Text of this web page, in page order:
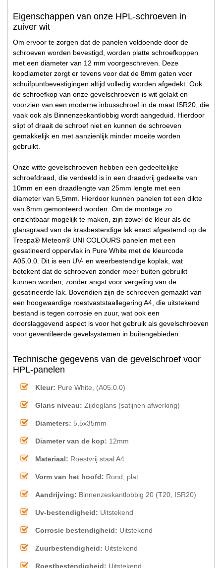
Eigenschappen van onze HPL-schroeven in
zuiver wit
Om ervoor te zorgen dat de panelen voldoende door de
schroeven worden bevestigd, worden platte schroefkoppen
met een diameter van 12 mm voorgeschreven. Deze
kopdiameter zorgt er tevens voor dat de 8mm gaten voor
schuifpuntbevestigingen altijd volledig worden afgedekt. Ook
de schroefkop van onze gevelschroeven is wit gelakt en
voorzien van een moderne inbusschroef in de maat ISR20, die
vaak ook als Binnenzeskantlobbig wordt aangeduid. Hierdoor
slipt of draait de schroef niet en kunnen de schroeven
gemakkelijk en met aanzienlijk minder moeite worden
gebruikt.
Onze witte gevelschroeven hebben een gedeeltelijke
schroefdraad, die verdeeld is in een draadvrij gedeelte van
10mm en een draadlengte van 25mm lengte met een
diameter van 5,5mm. Hierdoor kunnen panelen tot een dikte
van 8mm gemonteerd worden. Om de montage zo
onzichtbaar mogelijk te maken, zijn zowel de kleur als de
glansgraad van de krasbestendige lak exact afgestemd op de
Trespa® Meteon® UNI COLOURS panelen met een
gesatineerd oppervlak in Pure White met de kleurcode
A05.0.0. Dit is een UV- en weerbestendige koplak, wat
betekent dat de schroeven zonder meer buiten gebruikt
kunnen worden, zonder angst voor vergeling van de
gesatineerde lak. Bovendien zijn de schroeven gemaakt van
een hoogwaardige roestvaststaallegering A4, die uitstekend
bestand is tegen corrosie en zuur, wat ook een
doorslaggevend aspect is voor het gebruik als gevelschroeven
voor geventileerde gevelsystemen in buitengebieden.
Technische gegevens van de gevelschroef voor
HPL-panelen
Kleur: Pure White, (A05.0.0)
Glans niveau: Zijdeglans (satijnen afwerking)
Diameters: 5,5x35mm
Diameter van de kop: 12mm
Materiaal: Roestvrij staal A4
Vorm van het hoofd: Rond, plat
Aandrijving: Binnenzeskantlobbig 20 (T20, ISR20)
Uv-bestendigheid: Uitstekend
Corrosie bestendigheid: Uitstekend
Zuurbestendigheid: Uitstekend
Roestbestendigheid: Uitstekend